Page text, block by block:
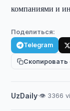
компаниями и
Поделиться:
Telegram
Скопировать
UzDaily·👁 3366